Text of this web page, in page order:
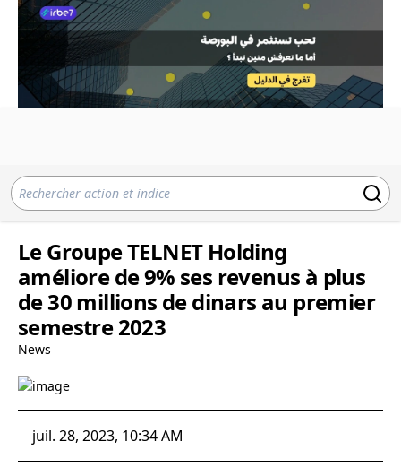
Le Groupe TELNET Holding
améliore de 9% ses revenus à plus
de 30 millions de dinars au premier
semestre 2023
News
juil. 28, 2023, 10:34 AM